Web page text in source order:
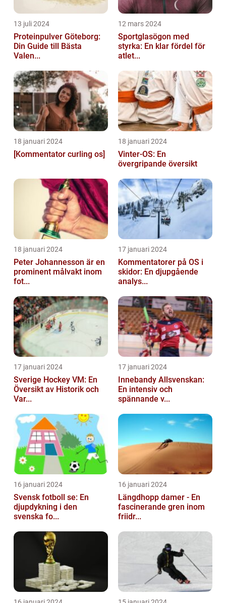
13 juli 2024
Proteinpulver Göteborg:
Din Guide till Bästa
Valen...
12 mars 2024
Sportglasögon med
styrka: En klar fördel för
atlet...
18 januari 2024
[Kommentator curling os]
18 januari 2024
Vinter-OS: En
övergripande översikt
18 januari 2024
Peter Johannesson är en
prominent målvakt inom
fot...
17 januari 2024
Kommentatorer på OS i
skidor: En djupgående
analys...
17 januari 2024
Sverige Hockey VM: En
Översikt av Historik och
Var...
17 januari 2024
Innebandy Allsvenskan:
En intensiv och
spännande v...
16 januari 2024
Svensk fotboll se: En
djupdykning i den
svenska fo...
16 januari 2024
Längdhopp damer - En
fascinerande gren inom
friidr...